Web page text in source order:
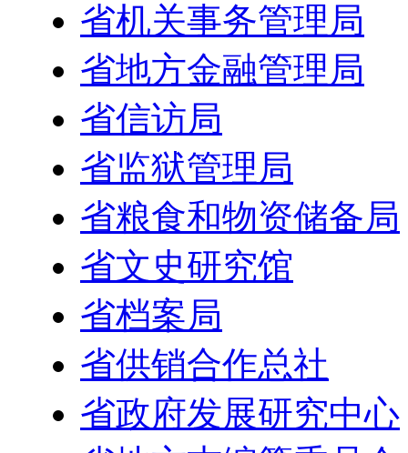
省机关事务管理局
省地方金融管理局
省信访局
省监狱管理局
省粮食和物资储备局
省文史研究馆
省档案局
省供销合作总社
省政府发展研究中心